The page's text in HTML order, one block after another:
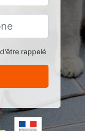
rappelé